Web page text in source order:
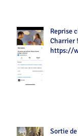
Reprise
Charrier !
https://
Sortie de